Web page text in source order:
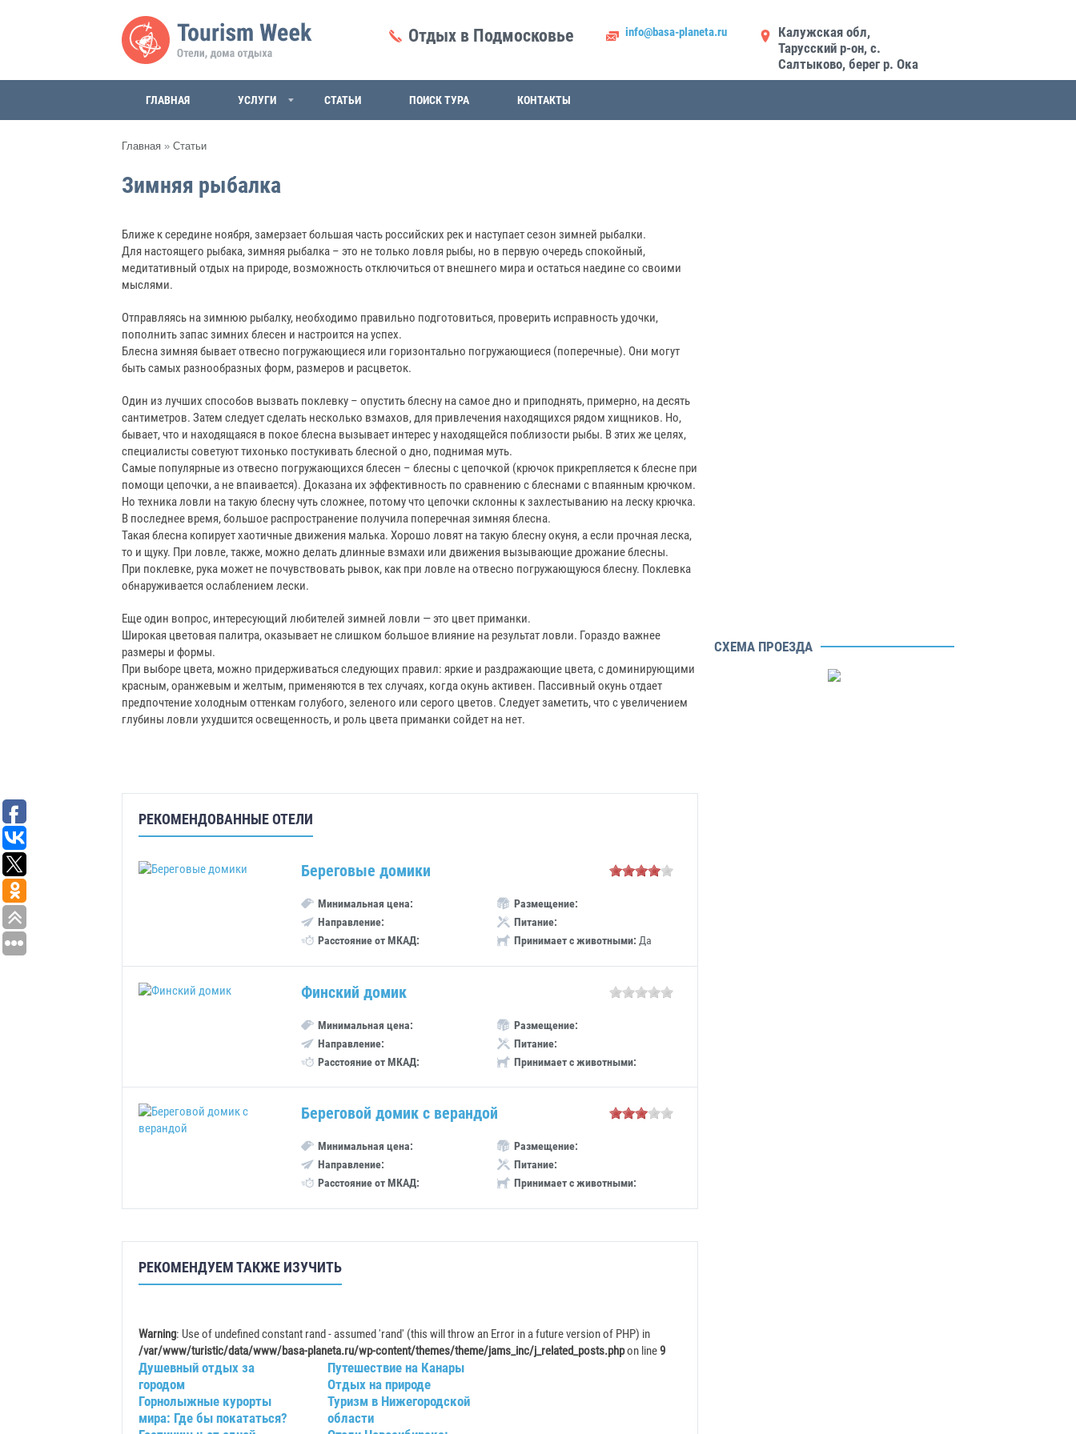
Отдых в Подмосковье info@basa-planeta.ru
Калужская обл,
Тарусский р-он, с.
Салтыково, берег р. Ока
ГЛАВНАЯ УСЛУГИ СТАТЬИ ПОИСК ТУРА КОНТАКТЫ
Главная » Статьи
Зимняя рыбалка
Ближе к середине ноября, замерзает большая часть российских рек и наступает сезон зимней рыбалки.
Для настоящего рыбака, зимняя рыбалка – это не только ловля рыбы, но в первую очередь спокойный,
медитативный отдых на природе, возможность отключиться от внешнего мира и остаться наедине со своими
мыслями.
Отправляясь на зимнюю рыбалку, необходимо правильно подготовиться, проверить исправность удочки,
пополнить запас зимних блесен и настроится на успех.
Блесна зимняя бывает отвесно погружающиеся или горизонтально погружающиеся (поперечные). Они могут
быть самых разнообразных форм, размеров и расцветок.
Один из лучших способов вызвать поклевку – опустить блесну на самое дно и приподнять, примерно, на десять
сантиметров. Затем следует сделать несколько взмахов, для привлечения находящихся рядом хищников. Но,
бывает, что и находящаяся в покое блесна вызывает интерес у находящейся поблизости рыбы. В этих же целях,
специалисты советуют тихонько постукивать блесной о дно, поднимая муть.
Самые популярные из отвесно погружающихся блесен – блесны с цепочкой (крючок прикрепляется к блесне при
помощи цепочки, а не впаивается). Доказана их эффективность по сравнению с блеснами с впаянным крючком.
Но техника ловли на такую блесну чуть сложнее, потому что цепочки склонны к захлестыванию на леску крючка.
В последнее время, большое распространение получила поперечная зимняя блесна.
Такая блесна копирует хаотичные движения малька. Хорошо ловят на такую блесну окуня, а если прочная леска,
то и щуку. При ловле, также, можно делать длинные взмахи или движения вызывающие дрожание блесны.
При поклевке, рука может не почувствовать рывок, как при ловле на отвесно погружающуюся блесну. Поклевка
обнаруживается ослаблением лески.
Еще один вопрос, интересующий любителей зимней ловли — это цвет приманки.
Широкая цветовая палитра, оказывает не слишком большое влияние на результат ловли. Гораздо важнее
размеры и формы.
При выборе цвета, можно придерживаться следующих правил: яркие и раздражающие цвета, с доминирующими
красным, оранжевым и желтым, применяются в тех случаях, когда окунь активен. Пассивный окунь отдает
предпочтение холодным оттенкам голубого, зеленого или серого цветов. Следует заметить, что с увеличением
глубины ловли ухудшится освещенность, и роль цвета приманки сойдет на нет.
РЕКОМЕНДОВАННЫЕ ОТЕЛИ
Береговые домики
Минимальная цена:
Направление:
Расстояние от МКАД:
Размещение:
Питание:
Принимает с животными: Да
Финский домик
Минимальная цена:
Направление:
Расстояние от МКАД:
Размещение:
Питание:
Принимает с животными:
Береговой домик с верандой
Минимальная цена:
Направление:
Расстояние от МКАД:
Размещение:
Питание:
Принимает с животными:
РЕКОМЕНДУЕМ ТАКЖЕ ИЗУЧИТЬ
Warning: Use of undefined constant rand - assumed 'rand' (this will throw an Error in a future version of PHP) in
/var/www/turistic/data/www/basa-planeta.ru/wp-content/themes/theme/jams_inc/j_related_posts.phpon line9
Душевный отдых за
городом
Путешествие на Канары
Отдых на природе
Горнолыжные курорты
мира: Где бы покататься?
Туризм в Нижегородской
области
СХЕМА ПРОЕЗДА